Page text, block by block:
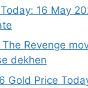
16 May
Revenge
dekhen
Gold Price